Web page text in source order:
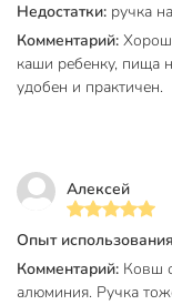
Бренд
Страна
Материал корпуса
Антипригарное
Недостатки: ручка
Комментарий:
каши ребенку, пища
удобен и практичен.
Алексей
Опыт
Комментарий: Ковш
алюминия. Ручка